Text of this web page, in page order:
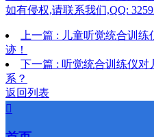
如有侵权,请联系我们,QQ:
上一篇 : 儿童听觉统合训
迹！
下一篇 : 听觉统合训练仪
系？
返回列表
